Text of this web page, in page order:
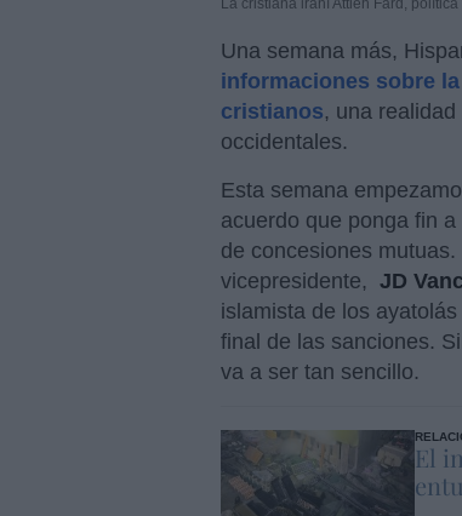
La cristiana iraní Attieh Fard,
Una semana más,
informaciones sobre
cristianos, una
occidentales.
Esta semana
acuerdo que ponga fin
de concesiones
vicepresidente, JD
islamista de los
final de las sanciones.
va a ser tan sencillo.
El